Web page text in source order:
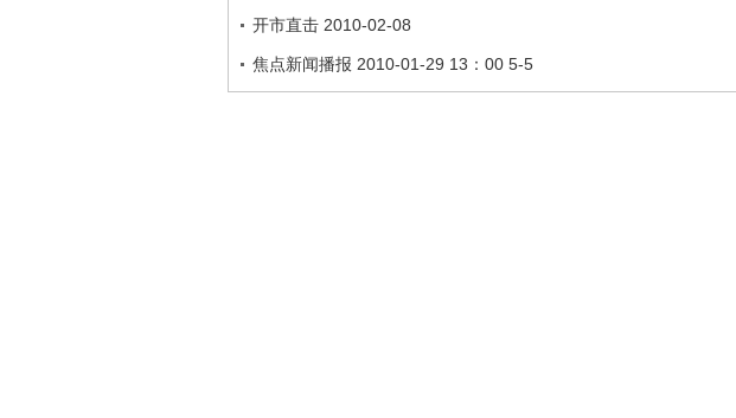
开市直击 2010-02-08
焦点新闻播报 2010-01-29 13：00 5-5